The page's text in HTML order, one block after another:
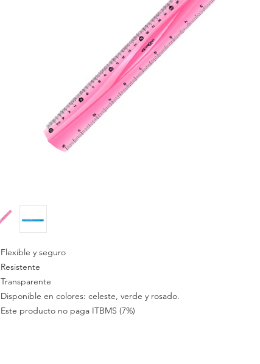
Flexible y seguro
Resistente
Transparente
Disponible en colores: celeste, verde y rosado.
Este producto no paga ITBMS (7%)